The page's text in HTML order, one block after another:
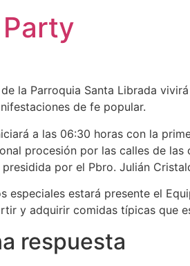
la Parroquia Santa Librada
de fe popular.
a las 06:30 horas con la
procesión por las calles de las
por el Pbro. Julián
especiales estará presente el
y adquirir comidas típicas que
respuesta